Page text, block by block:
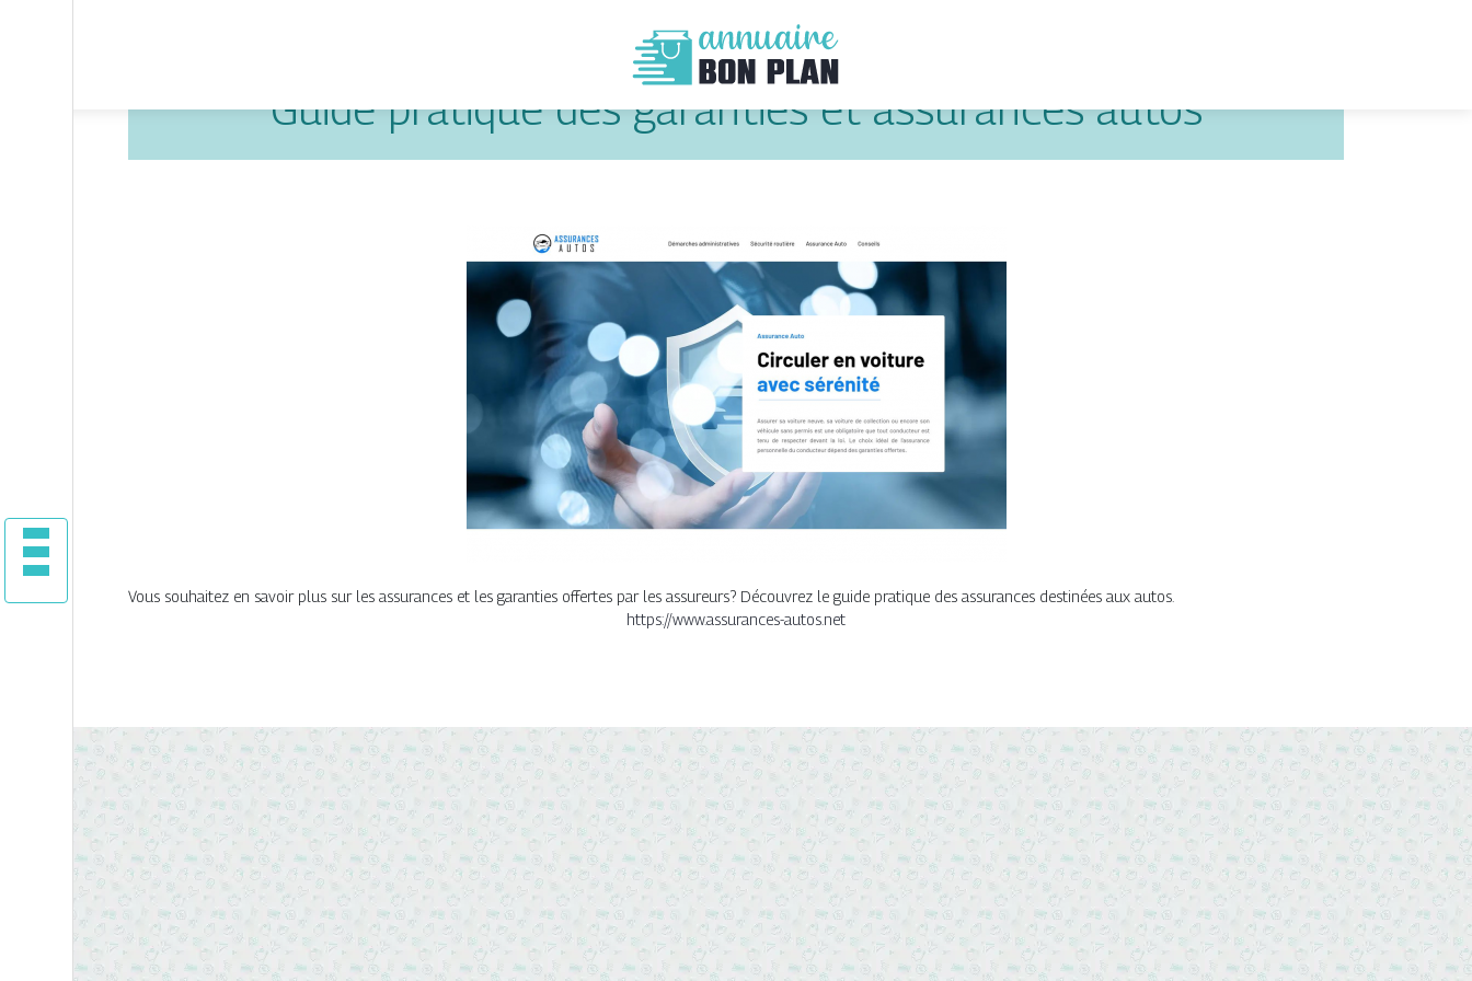
Guide pratique des garanties et assurances autos
Vous souhaitez en savoir plus sur les assurances et les garanties offertes par les assureurs ? Découvrez le guide pratique des assurances destinées aux autos.
https://www.assurances-autos.net